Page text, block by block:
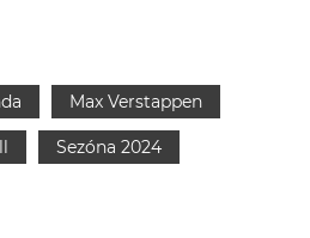
Max Verstappen
Sezóna 2024